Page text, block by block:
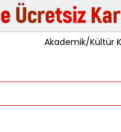
Akademik/Kültür